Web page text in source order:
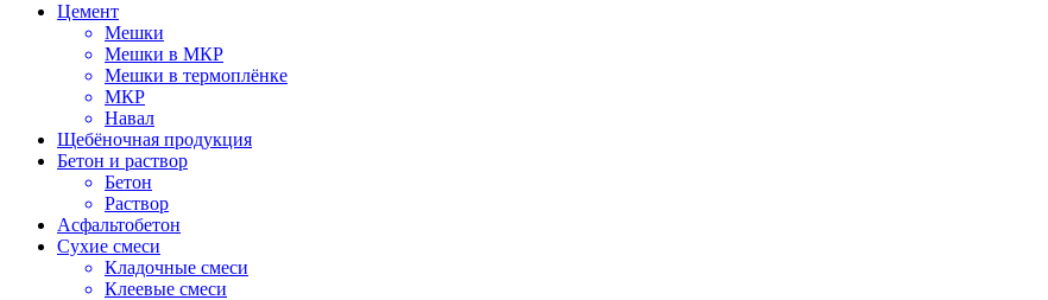
Цемент
Мешки
Мешки в МКР
Мешки в термоплёнке
МКР
Навал
Щебёночная продукция
Бетон и раствор
Бетон
Раствор
Асфальтобетон
Сухие смеси
Кладочные смеси
Клеевые смеси